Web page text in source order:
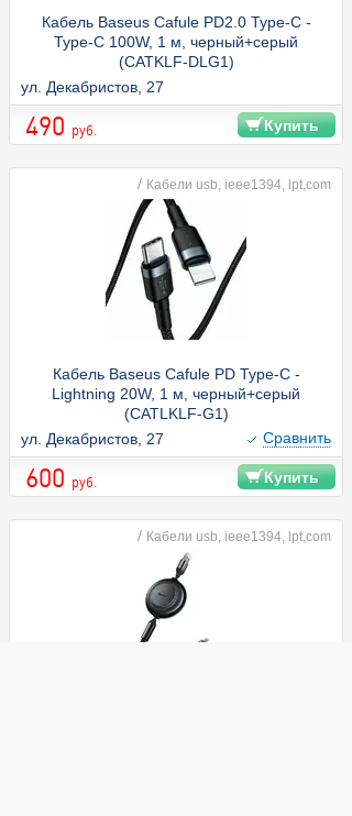
Кабель Baseus Cafule PD2.0 Type-C -
Type-C 100W, 1 м, черный+серый
(CATKLF-DLG1)
ул. Декабристов, 27
490 руб. Купить
/ Кабели usb, ieee1394, lpt,com
Кабель Baseus Cafule PD Type-C -
Lightning 20W, 1 м, черный+серый
(CATLKLF-G1)
ул. Декабристов, 27
Cравнить
600 руб. Купить
/ Кабели usb, ieee1394, lpt,com